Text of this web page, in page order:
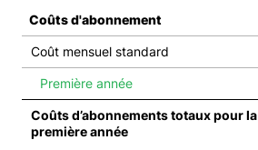
Coûts d'abonnement
Coût mensuel standard
Première année
Coûts d’abonnements totaux pour la
première année